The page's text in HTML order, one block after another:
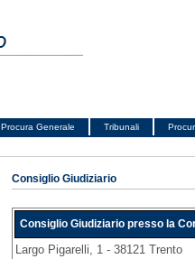
Procura Generale Tribunali
Consiglio Giudiziario
Consiglio Giudiziario presso la
Largo Pigarelli, 1 - 38121 Trento